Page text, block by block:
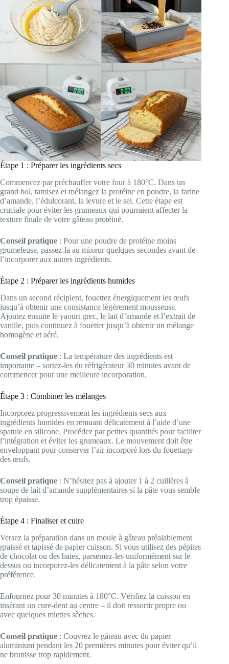
Étape 1 : Préparer les ingrédients secs
Commencez par préchauffer votre four à 180°C. Dans un
grand bol, tamisez et mélangez la protéine en poudre, la farine
d’amande, l’édulcorant, la levure et le sel. Cette étape est
cruciale pour éviter les grumeaux qui pourraient affecter la
texture finale de votre gâteau protéiné.
Conseil pratique : Pour une poudre de protéine moins
grumeleuse, passez-la au mixeur quelques secondes avant de
l’incorporer aux autres ingrédients.
Étape 2 : Préparer les ingrédients humides
Dans un second récipient, fouettez énergiquement les œufs
jusqu’à obtenir une consistance légèrement mousseuse.
Ajoutez ensuite le yaourt grec, le lait d’amande et l’extrait de
vanille, puis continuez à fouetter jusqu’à obtenir un mélange
homogène et aéré.
Conseil pratique : La température des ingrédients est
importante – sortez-les du réfrigérateur 30 minutes avant de
commencer pour une meilleure incorporation.
Étape 3 : Combiner les mélanges
Incorporez progressivement les ingrédients secs aux
ingrédients humides en remuant délicatement à l’aide d’une
spatule en silicone. Procédez par petites quantités pour faciliter
l’intégration et éviter les grumeaux. Le mouvement doit être
enveloppant pour conserver l’air incorporé lors du fouettage
des œufs.
Conseil pratique : N’hésitez pas à ajouter 1 à 2 cuillères à
soupe de lait d’amande supplémentaires si la pâte vous semble
trop épaisse.
Étape 4 : Finaliser et cuire
Versez la préparation dans un moule à gâteau préalablement
graissé et tapissé de papier cuisson. Si vous utilisez des pépites
de chocolat ou des baies, parsemez-les uniformément sur le
dessus ou incorporez-les délicatement à la pâte selon votre
préférence.
Enfournez pour 30 minutes à 180°C. Vérifiez la cuisson en
insérant un cure-dent au centre – il doit ressortir propre ou
avec quelques miettes sèches.
Conseil pratique : Couvrez le gâteau avec du papier
aluminium pendant les 20 premières minutes pour éviter qu’il
ne brunisse trop rapidement.